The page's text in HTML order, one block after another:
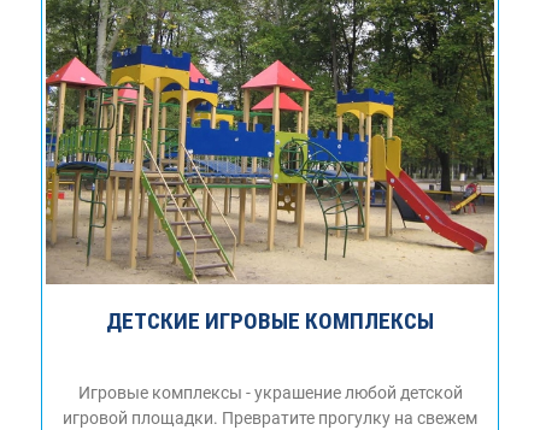
ДЕТСКИЕ ИГРОВЫЕ КОМПЛЕКСЫ
Игровые комплексы - украшение любой детской
игровой площадки. Превратите прогулку на свежем